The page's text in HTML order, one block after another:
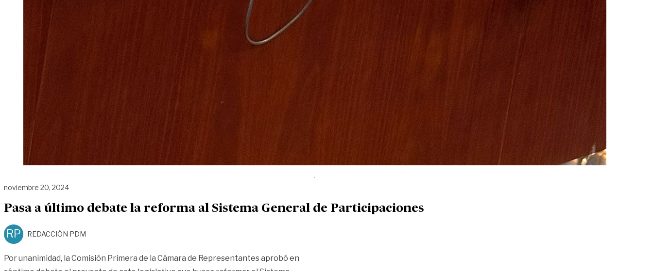
noviembre 20, 2024
Pasa a último debate la reforma al Sistema General de Participaciones
RP REDACCIÓN PDM
Por unanimidad, la Comisión Primera de la Cámara de Representantes aprobó en